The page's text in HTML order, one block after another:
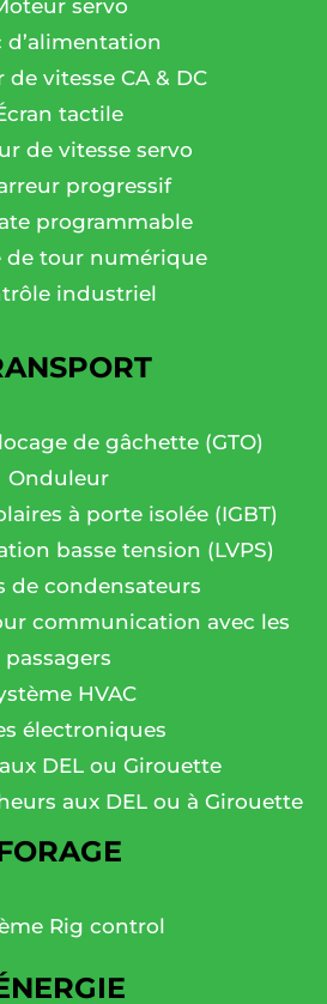
servo
d’alimentation
de vitesse CA & DC
tactile
de vitesse servo
progressif
programmable
de tour numérique
industriel
de gâchette (GTO)
Onduleur
à porte isolée (IGBT)
basse tension (LVPS)
de condensateurs
communication avec les
passagers
HVAC
électroniques
DEL ou Girouette
aux DEL ou à Girouette
Rig control